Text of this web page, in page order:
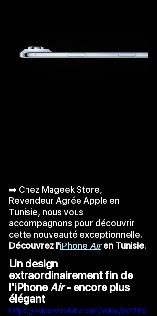
➡️ Chez Mageek Store,
Revendeur Agrée Apple en
Tunisie, nous vous
accompagnons pour découvrir
cette nouveauté exceptionnelle.
Découvrez l'iPhone Air en Tunisie.
Un design
extraordinairement fin de
l'iPhone Air - encore plus
élégant
https://video.wixstatic.com/video/0cf240